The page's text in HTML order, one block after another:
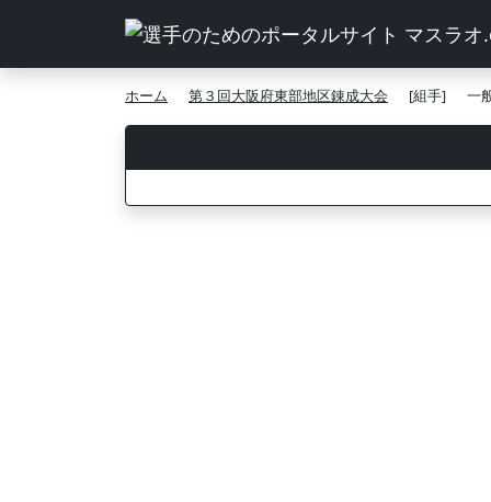
ホーム 第３回大阪府東部地区錬成大会 [組手] 一